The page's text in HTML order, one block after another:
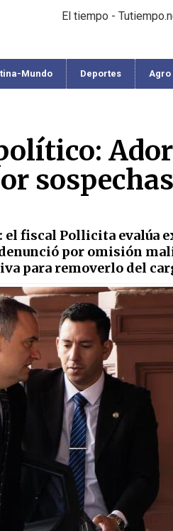
El tiempo -
Mundo Deportes Agro
fiscal Pollicita evalúa
por omisión
para removerlo del